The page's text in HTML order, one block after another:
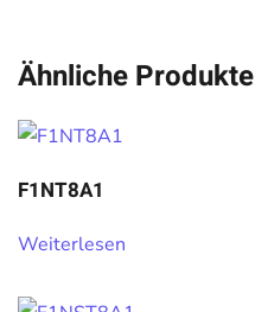
Ähnliche Produkte
F1NT8A1
Weiterlesen